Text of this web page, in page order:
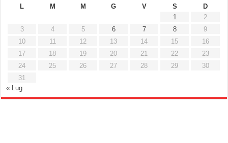
L
M M G V S
D
1
2
3
4 5 6 7 8
9
10
11 12 13 14 15
16
17
18 19 20 21 22
23
24
25 26 27 28 29
30
31
« Lug